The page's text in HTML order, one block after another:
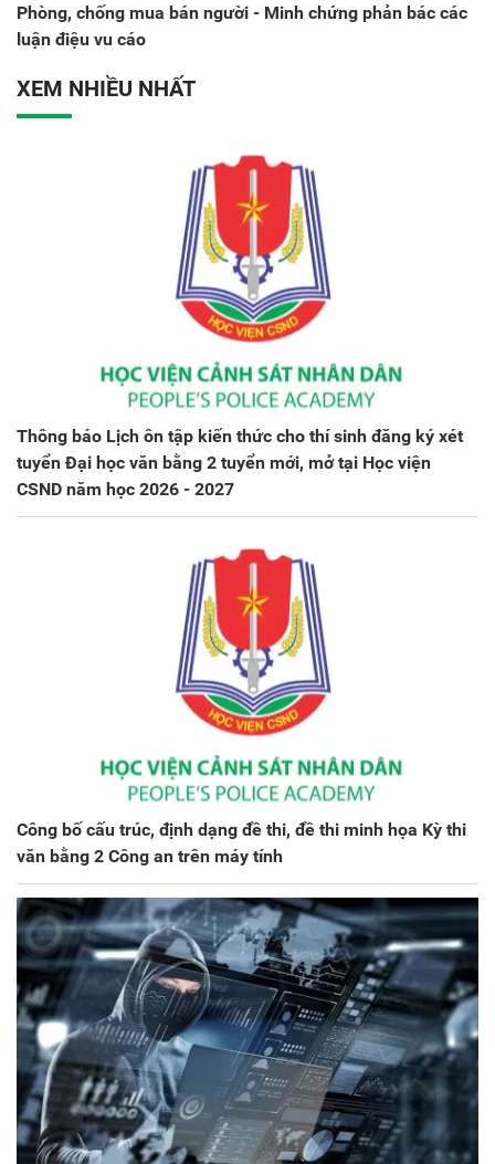
Phòng, chống mua bán người - Minh chứng phản bác các
luận điệu vu cáo
XEM NHIỀU NHẤT
Thông báo Lịch ôn tập kiến thức cho thí sinh đăng ký xét
tuyển Đại học văn bằng 2 tuyển mới, mở tại Học viện
CSND năm học 2026 - 2027
Công bố cấu trúc, định dạng đề thi, đề thi minh họa Kỳ thi
văn bằng 2 Công an trên máy tính